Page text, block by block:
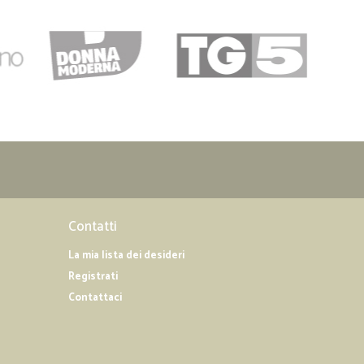
Contatti
La mia lista dei desideri
Registrati
Contattaci